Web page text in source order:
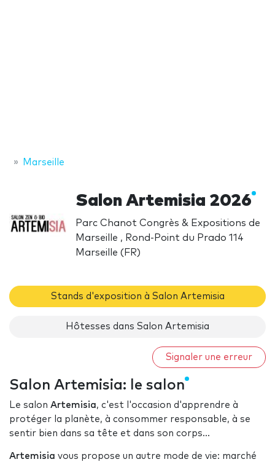
Marseille
Salon Artemisia 2026
Parc Chanot Congrès & Expositions de
Marseille , Rond-Point du Prado 114
Marseille (FR)
Stands d'exposition à Salon Artemisia
Hôtesses dans Salon Artemisia
Signaler une erreur
Salon Artemisia: le salon
Le salon Artemisia, c'est l'occasion d'apprendre à
protéger la planète, à consommer responsable, à se
sentir bien dans sa tête et dans son corps...
Artemisia vous propose un autre mode de vie: marché